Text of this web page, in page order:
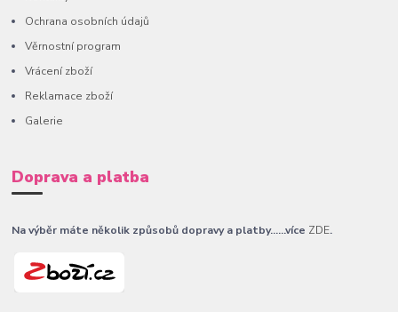
Ochrana osobních údajů
Věrnostní program
Vrácení zboží
Reklamace zboží
Galerie
Doprava a platba
Na výběr máte několik způsobů dopravy a platby......více ZDE.